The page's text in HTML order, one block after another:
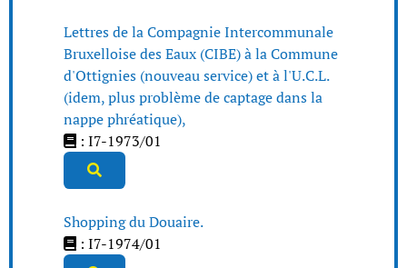
Lettres de la Compagnie Intercommunale
Bruxelloise des Eaux (CIBE) à la Commune
d'Ottignies (nouveau service) et à l'U.C.L.
(idem, plus problème de captage dans la
nappe phréatique),
: I7-1973/01
Shopping du Douaire.
: I7-1974/01